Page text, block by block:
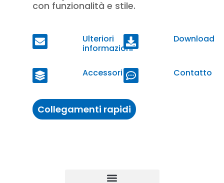
con funzionalità e stile.
Ulteriori
informazioni
Download
Accessori Contatto
Collegamenti rapidi